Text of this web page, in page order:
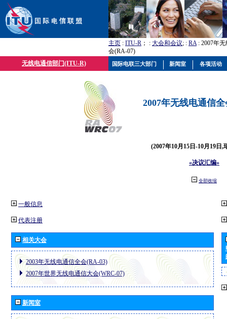
主页 : ITU-R ； : 大会和会议; : RA: 2007年
会(RA-07)
无线电通信部门(ITU-R)
2007年无线电通信
(2007年10月15日-10月19日,
«决议汇编»
全部收缩
一般信息
代表注册
相关大会
2003年无线电通信全会(RA-03)
2007年世界无线电通信大会(WRC-07)
新闻室
国际电联三大部门 新闻室 各项活动